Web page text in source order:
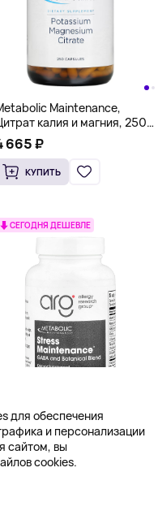
Maintenance,
калия и магния, 250
665 ₽
КУПИТЬ
СЕГОДНЯ ДЕШЕВЛЕ
Maintenance,
для борьбы со
вегетарианских капсул
333 ₽
для обеспечения
и персонализации
сайтом, вы
cookies.